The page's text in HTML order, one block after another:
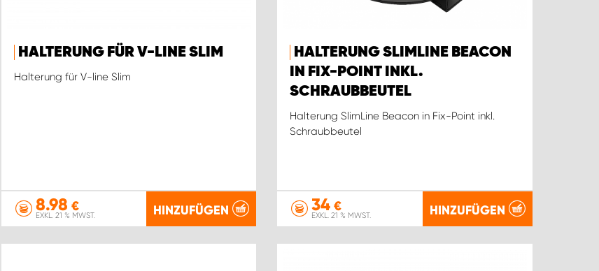
HALTERUNG FÜR V-LINE SLIM
Halterung für V-line Slim
8.98 €
EXKL. 21 % MWST. HINZUFÜGEN
HALTERUNG SLIMLINE BEACON
IN FIX-POINT INKL.
SCHRAUBBEUTEL
Halterung SlimLine Beacon in Fix-Point inkl.
Schraubbeutel
34 €
EXKL. 21 % MWST. HINZUFÜGEN